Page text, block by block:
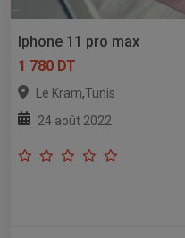
Iphone 11 pro max
1 780 DT
Le Kram,Tunis
24 août 2022